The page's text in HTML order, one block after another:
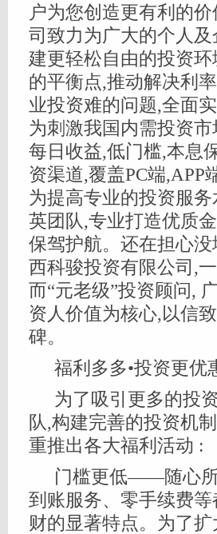
户为您创造更有利的
司致力为广大的个人
建更轻松自由的投资
的平衡点,推动解决利
业投资难的问题,全面
为刺激我国内需投资
每日收益,低门槛,本息
资渠道,覆盖PC端,APP
为提高专业的投资服
英团队,专业打造优质
保驾护航。还在担心
西科骏投资有限公司,
而“元老级”投资顾问,
资人价值为核心,以信
碑。
福利多多•投资更优
为了吸引更多的投
队,构建完善的投资机
重推出各大福利活动 :
门槛更低——随心
到账服务、零手续费
财的显著特点。为了